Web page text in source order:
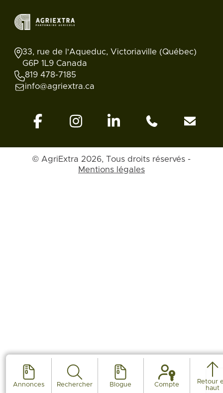
33, rue de l'Aqueduc, Victoriaville (Québec)
G6P 1L9 Canada
819 478-7185
info@agriextra.ca
© AgriExtra 2026, Tous droits réservés -
Mentions légales
Annonces Rechercher Blogue Compte
Retour
haut